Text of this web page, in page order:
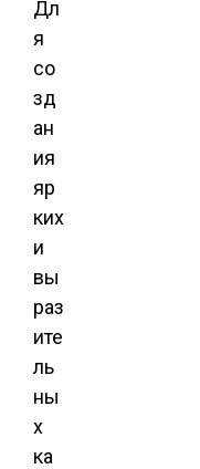
Дл
я
со
зд
ан
ия
яр
ких
и
вы
раз
ите
ль
ны
х
ка